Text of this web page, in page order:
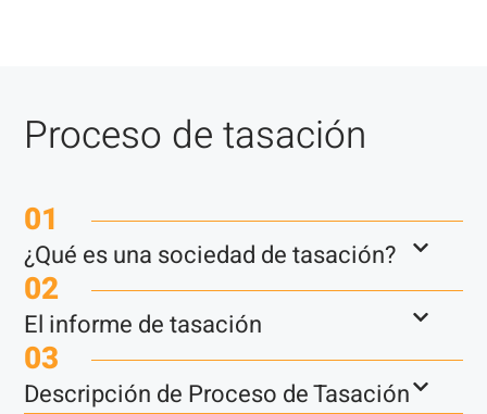
Proceso de tasación
01
¿Qué es una sociedad de tasación?
02
El informe de tasación
03
Descripción de Proceso de Tasación